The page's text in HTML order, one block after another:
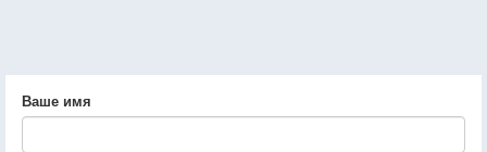
Ваше имя